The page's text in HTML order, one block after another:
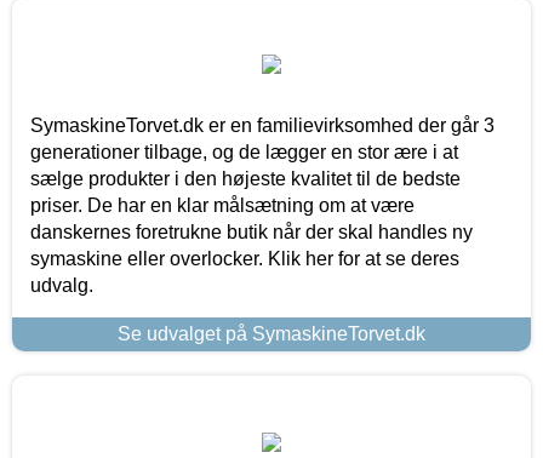
SymaskineTorvet.dk er en familievirksomhed der går 3
generationer tilbage, og de lægger en stor ære i at
sælge produkter i den højeste kvalitet til de bedste
priser. De har en klar målsætning om at være
danskernes foretrukne butik når der skal handles ny
symaskine eller overlocker. Klik her for at se deres
udvalg.
Se udvalget på SymaskineTorvet.dk